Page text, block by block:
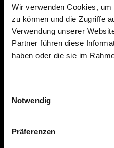
Wir verwenden Cookies,
zu können und die Zugriffe
Verwendung unserer
Partner führen diese
haben oder die sie im
Notwendig
Präferenzen
AKTUELLES & WISSEN
Finanzwissen
Ratgeber
News
HILFE & KONTAKT
Kontakt